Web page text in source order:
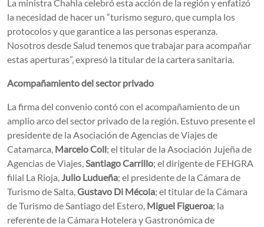
La ministra Chahla celebró esta acción de la región y enfatizó
la necesidad de hacer un “turismo seguro, que cumpla los
protocolos y que garantice a las personas esperanza.
Nosotros desde Salud tenemos que trabajar para acompañar
estas aperturas”, expresó la titular de la cartera sanitaria.
Acompañamiento del sector privado
La firma del convenio contó con el acompañamiento de un
amplio arco del sector privado de la región. Estuvo presente el
presidente de la Asociación de Agencias de Viajes de
Catamarca, Marcelo Coll; el titular de la Asociación Jujeña de
Agencias de Viajes,Santiago Carrillo; el dirigente de FEHGRA
filial La Rioja,Julio Ludueña; el presidente de la Cámara de
Turismo de Salta,Gustavo Di Mécola; el titular de la Cámara
de Turismo de Santiago del Estero, Miguel Figueroa; la
referente de la Cámara Hotelera y Gastronómica de